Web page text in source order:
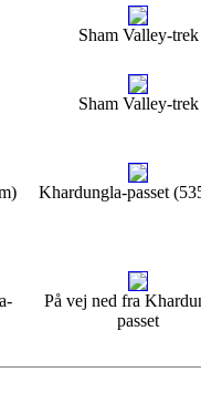
Sham Valley-trek
Sham Valley-trek
Khardungla-passet
På vej ned fra
passet